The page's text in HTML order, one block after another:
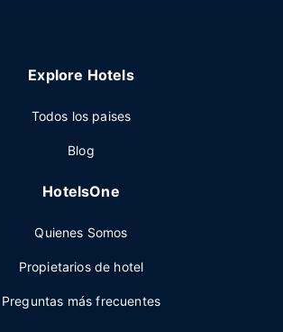
Explore Hotels
Todos los paises
Blog
HotelsOne
Quienes Somos
Propietarios de hotel
Preguntas más frecuentes